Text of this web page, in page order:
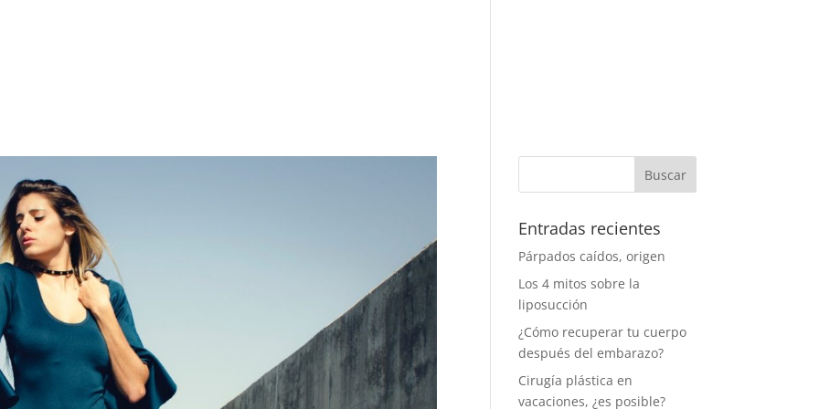
Buscar:
Entradas recientes
Párpados caídos, origen
Los 4 mitos sobre la
liposucción
¿Cómo recuperar tu cuerpo
después del embarazo?
Cirugía plástica en
vacaciones, ¿es posible?